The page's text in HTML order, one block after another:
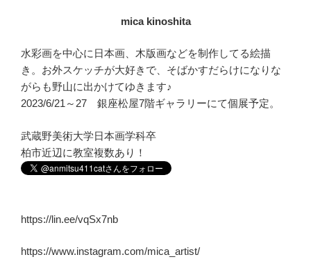
mica kinoshita
水彩画を中心に日本画、木版画などを制作してる絵描
き。お外スケッチが大好きで、そばかすだらけになりな
がらも野山に出かけてゆきます♪
2023/6/21～27 銀座松屋7階ギャラリーにて個展予定。
武蔵野美術大学日本画学科卒
柏市近辺に教室複数あり！
https://lin.ee/vqSx7nb
https://www.instagram.com/mica_artist/